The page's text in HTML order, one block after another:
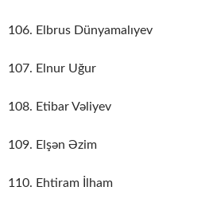
106. Elbrus Dünyamalıyev
107. Elnur Uğur
108. Etibar Vəliyev
109. Elşən Əzim
110. Ehtiram İlham